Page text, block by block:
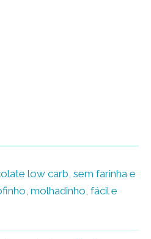
low carb, sem farinha e
molhadinho, fácil e